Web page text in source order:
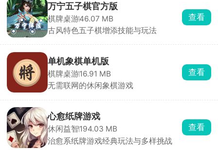
万宁五子棋官方版
棋牌桌游46.07 MB
古风特色五子棋增添技能与玩法
查看
单机象棋单机版
棋牌桌游16.91 MB
无需联网的休闲象棋游戏
查看
心愈纸牌游戏
休闲益智194.03 MB
治愈系纸牌游戏经典玩法与多样挑战
查看